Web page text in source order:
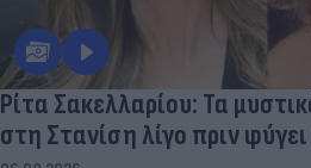
Ρίτα Σακελλαρίου: Τα
στη Στανίση λίγο πριν